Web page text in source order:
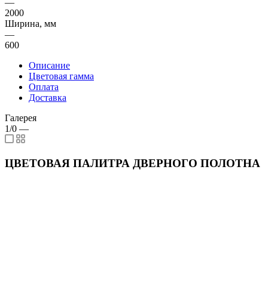
2000
Ширина, мм
—
600
Описание
Цветовая гамма
Оплата
Доставка
Галерея
1/0 —
ЦВЕТОВАЯ ПАЛИТРА ДВЕРНОГО ПОЛОТНА